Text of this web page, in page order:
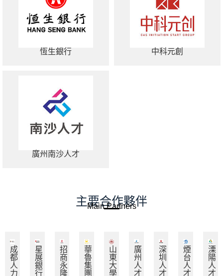
恆生銀行 中科元創
廣州南沙人才
主要合作夥伴
Main Partners
成
都
人
力
星
展
銀
行
招
商
永
隆
華
魯
集
團
山
東
大
學
廣
州
人
才
深
圳
人
才
煙
台
人
才
溧
陽
人
才